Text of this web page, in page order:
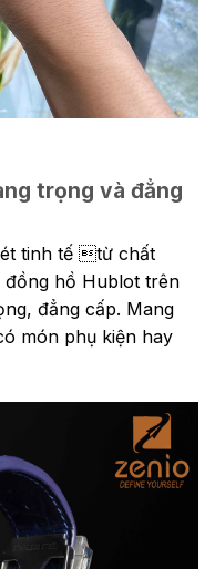
trọng và đẳng
tinh tế từ chất
đồng hồ Hublot trên
đẳng cấp. Mang
món phụ kiện hay